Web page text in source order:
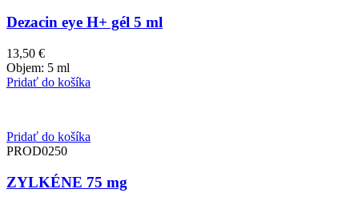
Dezacin eye H+ gél 5 ml
13,50 €
Objem: 5 ml
Pridať do košíka
Pridať do košíka
PROD0250
ZYLKÉNE 75 mg